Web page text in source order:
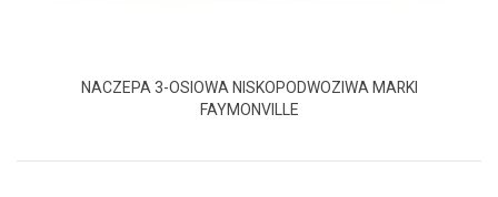
NACZEPA 3-OSIOWA NISKOPODWOZIWA MARKI
FAYMONVILLE